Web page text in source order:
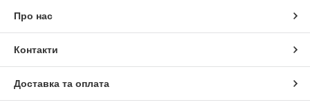
Про нас
Контакти
Доставка та оплата